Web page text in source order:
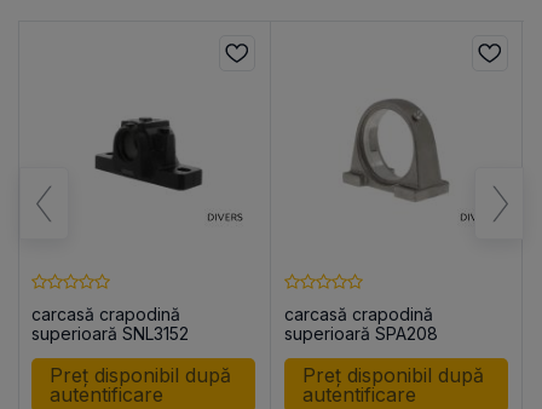
carcasă crapodină
superioară SNL3152
Preț disponibil după
autentificare
carcasă crapodină
superioară SPA208
Preț disponibil după
autentificare